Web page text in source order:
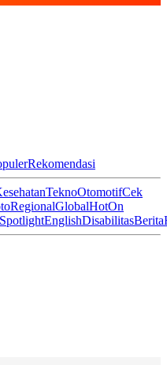
Rekomendasi
TeknoOtomotifCek
RegionalGlobalHotOn
SpotlightEnglishDisabilitasBerita